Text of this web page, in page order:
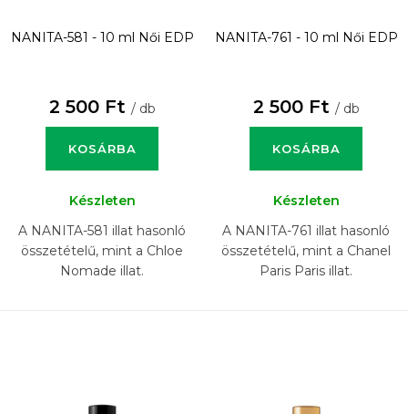
NANITA-581 - 10 ml Női EDP
2 500 Ft / db
KOSÁRBA
Készleten
A NANITA-581 illat hasonló
összetételű, mint a Chloe
Nomade illat.
NANITA-761 - 10 ml Női EDP
2 500 Ft / db
KOSÁRBA
Készleten
A NANITA-761 illat hasonló
összetételű, mint a Chanel
Paris Paris illat.